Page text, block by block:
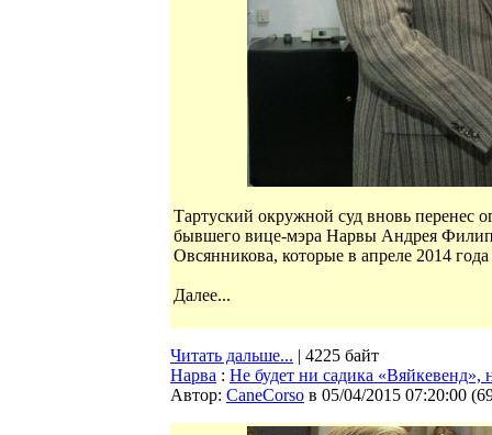
Тартуский окружной суд вновь перенес
бывшего вице-мэра Нарвы Андрея
Овсянникова, которые в апреле 2014
Далее...
Читать дальше... | 4225 байт
Нарва : Не будет ни садика
Автор: CaneCorso в 05/04/2015 07:20:00 (